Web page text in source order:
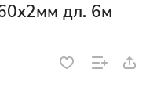
дл. 6м